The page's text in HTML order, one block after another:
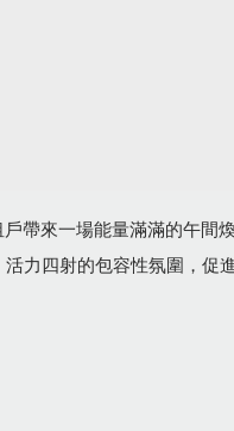
帶來一場能量滿滿的午間
力四射的包容性氛圍，促